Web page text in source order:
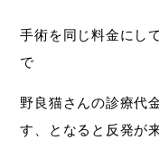
手術を同じ料金にし
で
野良猫さんの診療代
す、となると反発が